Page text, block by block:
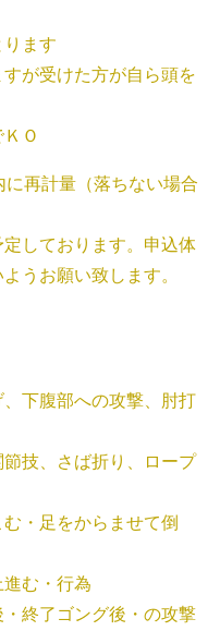
ります
が受けた方が自ら頭を
Ｏ
に再計量（落ちない場合
しております。申込体
うお願い致します。
下腹部への攻撃、肘打
技、さば折り、ロープ
・足をからませて倒
む・行為
終了ゴング後・の攻撃